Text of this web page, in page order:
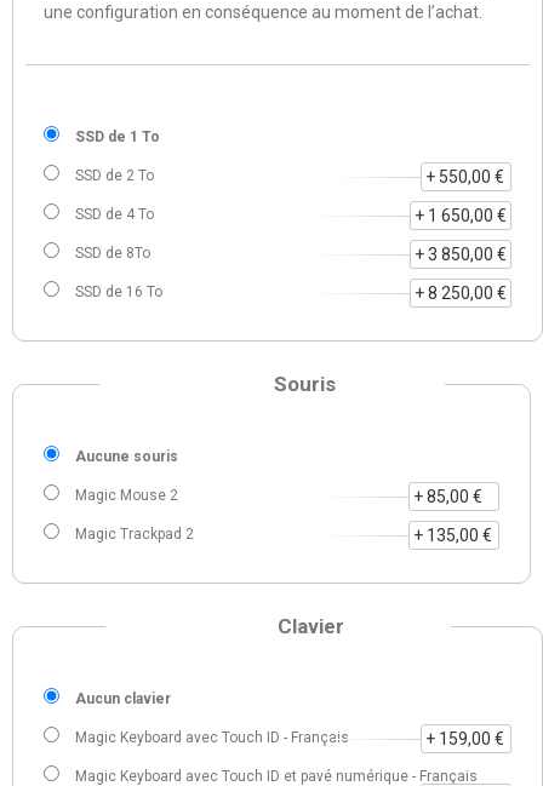
une configuration en conséquence au moment de l’achat.
SSD de 1 To
SSD de 2 To + 550,00 €
SSD de 4 To + 1 650,00 €
SSD de 8To + 3 850,00 €
SSD de 16 To + 8 250,00 €
Souris
Aucune souris
Magic Mouse 2 + 85,00 €
Magic Trackpad 2 + 135,00 €
Clavier
Aucun clavier
Magic Keyboard avec Touch ID - Français + 159,00 €
Magic Keyboard avec Touch ID et pavé numérique - Français